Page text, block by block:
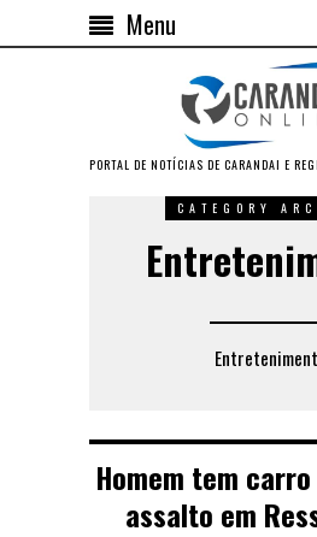
Menu
PORTAL DE NOTÍCIAS DE CARANDAI E
CATEGORY
Homem tem
assalto em